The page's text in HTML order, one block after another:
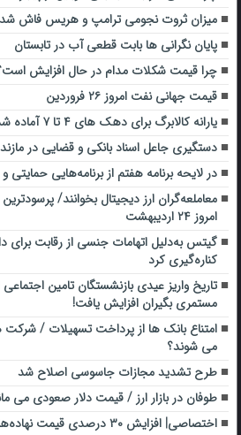
میزان ثروت نجومی ترامپ و هریس فاش شد
پایان نگرانی ها بابت قطعی آب در تابستان
چرا قیمت شکلات مدام در حال افزایش است؟
قیمت جهانی نفت امروز ۲۶ فروردین
یارانه کالابرگ برای دهک‌ های ۴ تا ۷ آماده شد + زمان واریز
دستگیری جاعل اسناد بانکی و قضایی در
در لایحه برنامه هفتم از برنامه‌هایی
معاملعه‌گران ارز دیجیتال بخوانند/
امروز ۲۴ اردیبهشت
گیتس به‌دلیل اتهامات جنسی از رقابت برای
کناره‌گیری کرد
تاریخ واریز عیدی بازنشستگان تامین
مستمری بگیران افزایش یافت!
امتناع بانک ها از پرداخت تسهیلات /
می شوند؟
طرح تشدید مجازات جاسوسی اصلاح شد
طوفان در بازار ارز / قیمت دلار صعودی می
اختصاصی| افزایش ۳۰ درصدی قیمت نهاده‌های دامی متوقف شد